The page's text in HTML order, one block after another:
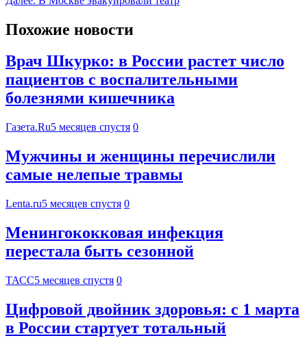
Похожие новости
Врач Шкурко: в России растет число
пациентов с воспалительными
болезнями кишечника
Газета.Ru5 месяцев спустя 0
Мужчины и женщины перечислили
самые нелепые травмы
Lenta.ru5 месяцев спустя 0
Менингококковая инфекция
перестала быть сезонной
ТАСС5 месяцев спустя 0
Цифровой двойник здоровья: с 1 марта
в России стартует тотальный